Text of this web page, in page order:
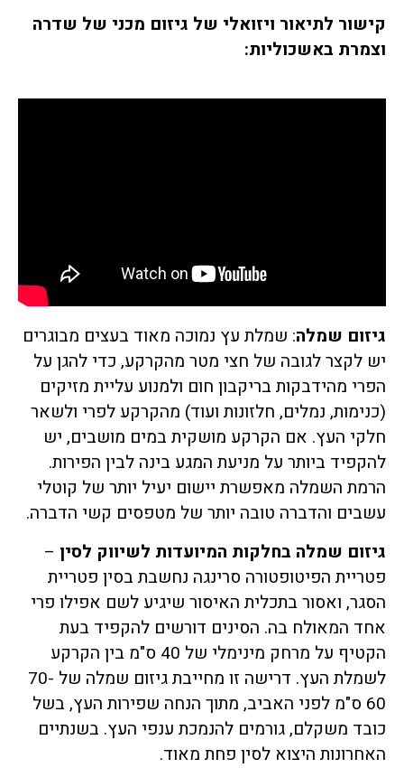
קישור לתיאור ויזואלי של גיזום מכני של שדרה
וצמרת באשכוליות:
גיזום שמלה: שמלת עץ נמוכה מאוד בעצים מבוגרים
יש לקצר לגובה של חצי מטר מהקרקע, כדי להגן על
הפרי מהידבקות בריקבון חום ולמנוע עליית מזיקים
(כנימות, נמלים, חלזונות ועוד) מהקרקע לפרי ולשאר
חלקי העץ. אם הקרקע מושקית במים מושבים, יש
להקפיד ביותר על מניעת המגע בינה לבין הפירות.
הרמת השמלה מאפשרת יישום יעיל יותר של קוטלי
עשבים והדברה טובה יותר של מטפסים קשי הדברה.
גיזום שמלה בחלקות המיועדות לשיווק לסין –
פטריית הפיטופטורה סרינגה נחשבת בסין פטריית
הסגר, ואסור בתכלית האיסור שיגיע לשם אפילו פרי
אחד המאולח בה. הסינים דורשים להקפיד בעת
הקטיף על מרחק מינימלי של 40 ס"מ בין הקרקע
לשמלת העץ. דרישה זו מחייבת גיזום שמלה של 70-
60 ס"מ לפני האביב, מתוך הנחה שפירות העץ, בשל
כובד משקלם, גורמים להנמכת ענפי העץ. בשנתיים
האחרונות היצוא לסין פחת מאוד.